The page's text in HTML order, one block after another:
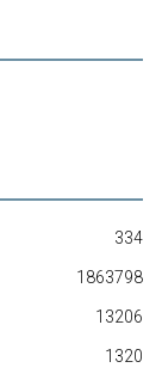
334
1863798
13206
1320